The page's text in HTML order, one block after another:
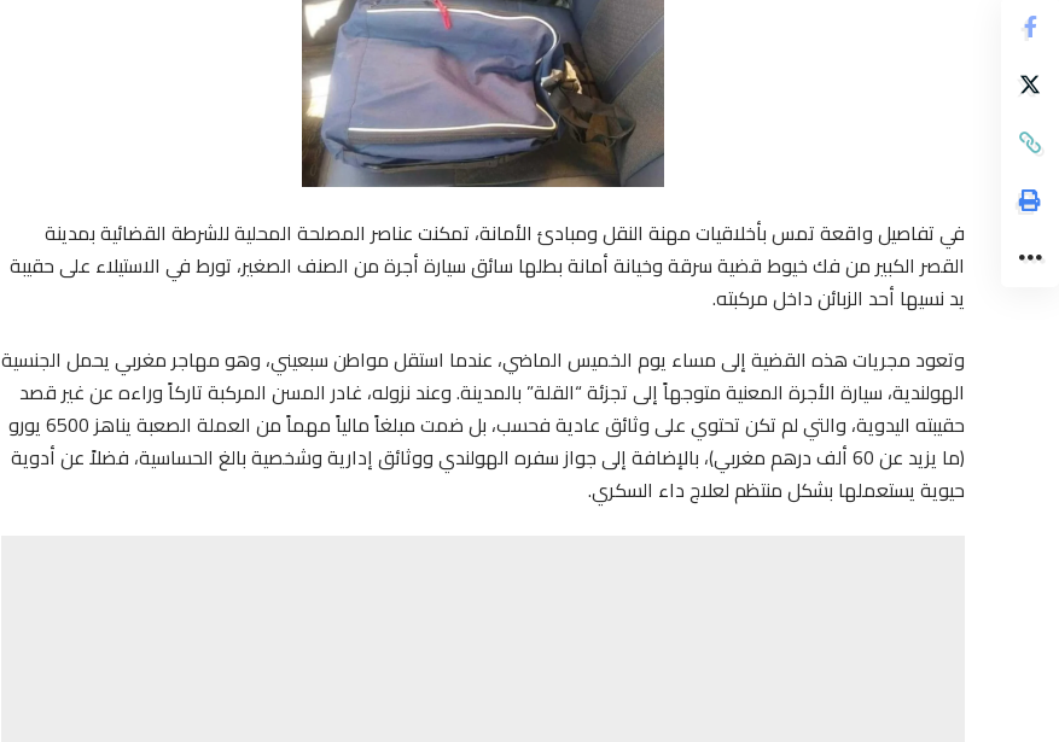
في تفاصيل واقعة تمس بأخلاقيات مهنة النقل ومبادئ الأمانة، تمكنت عناصر المصلحة المحلية للشرطة القضائية بمدينة
القصر الكبير من فك خيوط قضية سرقة وخيانة أمانة بطلها سائق سيارة أجرة من الصنف الصغير، تورط في الاستيلاء على حقيبة
يد نسيها أحد الزبائن داخل مركبته.
وتعود مجريات هذه القضية إلى مساء يوم الخميس الماضي، عندما استقل مواطن سبعيني، وهو مهاجر مغربي يحمل الجنسية
الهولندية، سيارة الأجرة المعنية متوجهاً إلى تجزئة “القلة” بالمدينة. وعند نزوله، غادر المسن المركبة تاركاً وراءه عن غير قصد
حقيبته اليدوية، والتي لم تكن تحتوي على وثائق عادية فحسب، بل ضمت مبلغاً مالياً مهماً من العملة الصعبة يناهز 6500 يورو
(ما يزيد عن 60 ألف درهم مغربي)، بالإضافة إلى جواز سفره الهولندي ووثائق إدارية وشخصية بالغ الحساسية، فضلاً عن أدوية
حيوية يستعملها بشكل منتظم لعلاج داء السكري.